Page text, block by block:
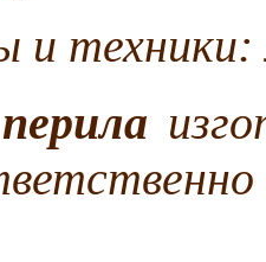
техники: